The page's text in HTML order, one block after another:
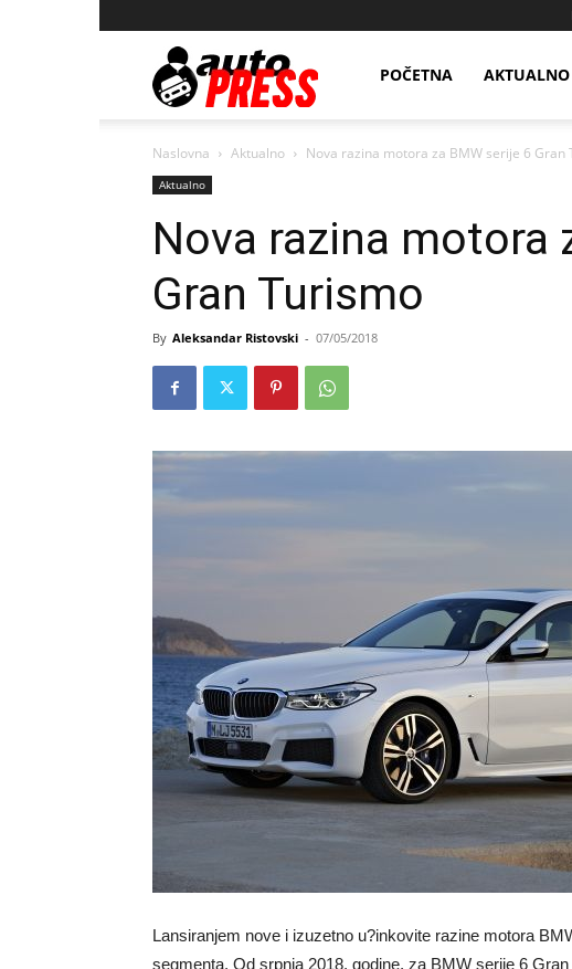
AutopressHRPOČETNA AKTUALNO
Naslovna Aktualno Nova razina motora za BMW serije 6 Gran
Aktualno
Nova razina motora
Gran Turismo
By Aleksandar Ristovski - 07/05/2018
Lansiranjem nove i izuzetno u?inkovite razine motora
segmenta. Od srpnja 2018. godine, za BMW serije 6